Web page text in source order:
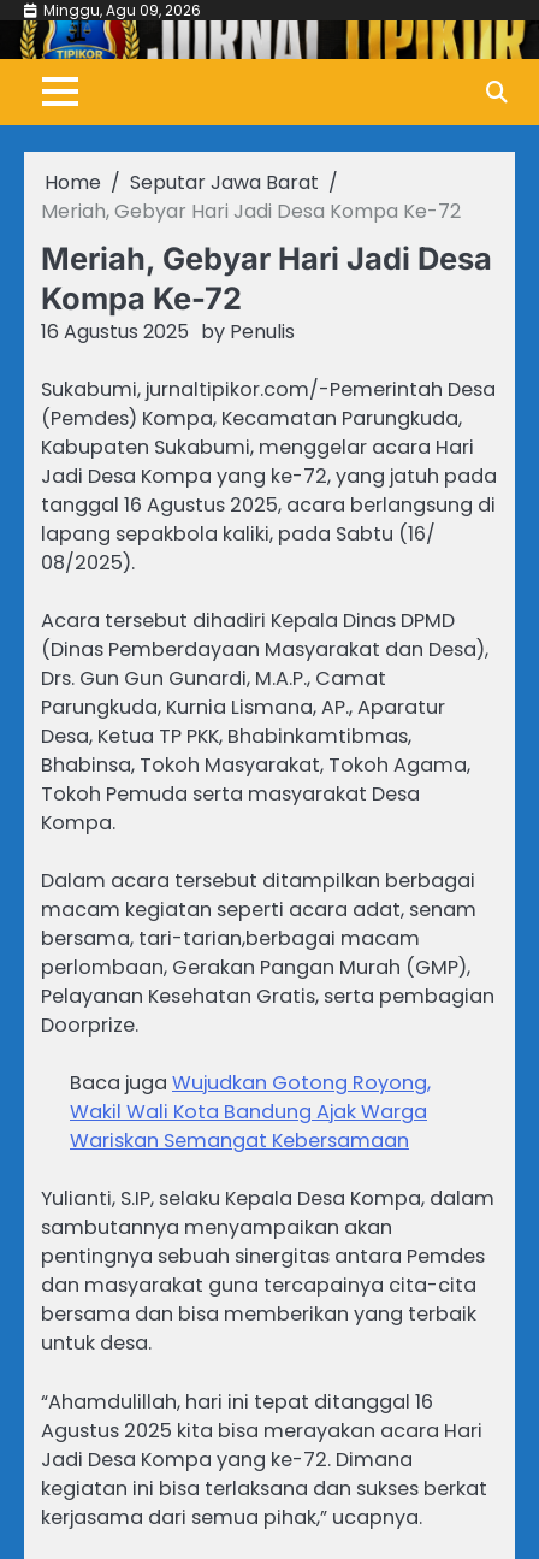
Skip
content
Minggu, Agu 09, 2026
Home
Seputar Jawa Barat
Meriah, Gebyar Hari Jadi Desa Kompa Ke-72
Meriah, Gebyar Hari Jadi Desa
Kompa Ke-72
16 Agustus 2025 by Penulis
Sukabumi, jurnaltipikor.com/-Pemerintah Desa
(Pemdes) Kompa, Kecamatan Parungkuda,
Kabupaten Sukabumi, menggelar acara Hari
Jadi Desa Kompa yang ke-72, yang jatuh pada
tanggal 16 Agustus 2025, acara berlangsung di
lapang sepakbola kaliki, pada Sabtu (16/
08/2025).
Acara tersebut dihadiri Kepala Dinas DPMD
(Dinas Pemberdayaan Masyarakat dan Desa),
Drs. Gun Gun Gunardi, M.A.P., Camat
Parungkuda, Kurnia Lismana, AP., Aparatur
Desa, Ketua TP PKK, Bhabinkamtibmas,
Bhabinsa, Tokoh Masyarakat, Tokoh Agama,
Tokoh Pemuda serta masyarakat Desa
Kompa.
Dalam acara tersebut ditampilkan berbagai
macam kegiatan seperti acara adat, senam
bersama, tari-tarian,berbagai macam
perlombaan, Gerakan Pangan Murah (GMP),
Pelayanan Kesehatan Gratis, serta pembagian
Doorprize.
Baca juga Wujudkan Gotong Royong,
Wakil Wali Kota Bandung Ajak Warga
Wariskan Semangat Kebersamaan
Yulianti, S.IP, selaku Kepala Desa Kompa, dalam
sambutannya menyampaikan akan
pentingnya sebuah sinergitas antara Pemdes
dan masyarakat guna tercapainya cita-cita
bersama dan bisa memberikan yang terbaik
untuk desa.
“Ahamdulillah, hari ini tepat ditanggal 16
Agustus 2025 kita bisa merayakan acara Hari
Jadi Desa Kompa yang ke-72. Dimana
kegiatan ini bisa terlaksana dan sukses berkat
kerjasama dari semua pihak,” ucapnya.